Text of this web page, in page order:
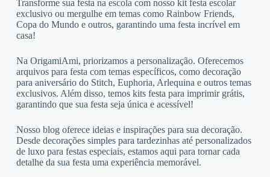
Transforme sua festa na escola com nosso kit festa escolar
exclusivo ou mergulhe em temas como Rainbow Friends,
Copa do Mundo e outros, garantindo uma festa incrível em
casa!
Na OrigamiAmi, priorizamos a personalização. Oferecemos
arquivos para festa com temas específicos, como decoração
para aniversário do Stitch, Euphoria, Arlequina e outros temas
exclusivos. Além disso, temos kits festa para imprimir grátis,
garantindo que sua festa seja única e acessível!
Nosso blog oferece ideias e inspirações para sua decoração.
Desde decorações simples para tardezinhas até personalizados
de luxo para festas especiais, estamos aqui para tornar cada
detalhe da sua festa uma experiência memorável.